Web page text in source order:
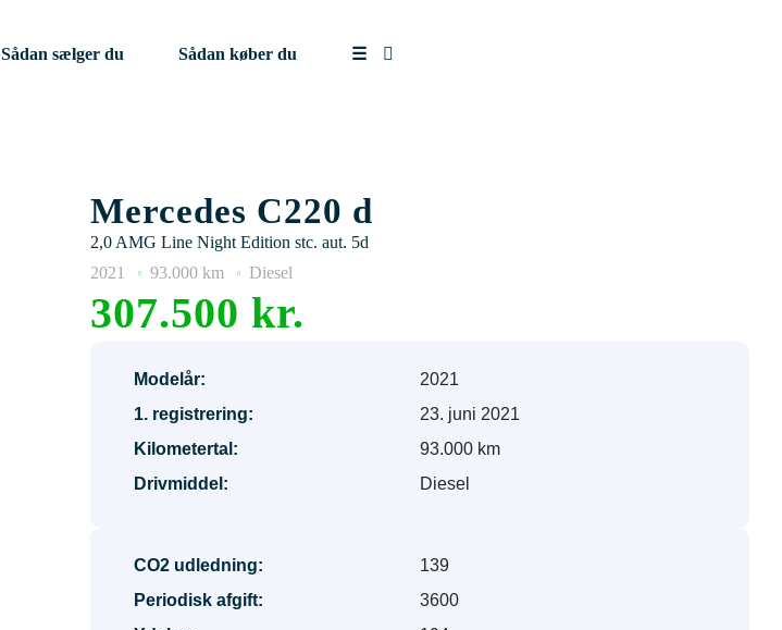
Sådan sælger du Sådan køber du ☰
Mercedes C220 d
2,0 AMG Line Night Edition stc. aut. 5d
2021
93.000 km Diesel
307.500 kr.
Modelår:
2021
1. registrering:
23. juni 2021
Kilometertal:
93.000 km
Drivmiddel:
Diesel
CO2 udledning:
139
Periodisk afgift:
3600